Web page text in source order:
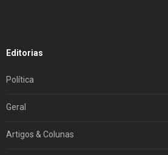
Editorias
Política
Geral
Artigos & Colunas